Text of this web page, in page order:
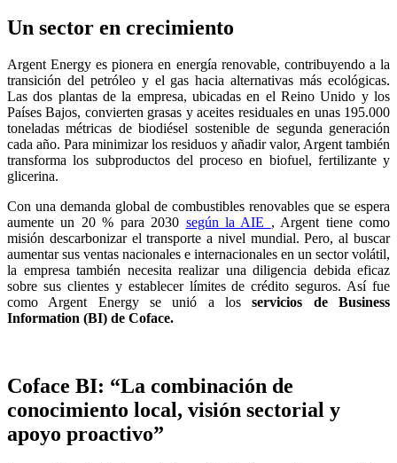
Un sector en crecimiento
Argent Energy es pionera en energía renovable, contribuyendo a la
transición del petróleo y el gas hacia alternativas más ecológicas.
Las dos plantas de la empresa, ubicadas en el Reino Unido y los
Países Bajos, convierten grasas y aceites residuales en unas 195.000
toneladas métricas de biodiésel sostenible de segunda generación
cada año. Para minimizar los residuos y añadir valor, Argent también
transforma los subproductos del proceso en biofuel, fertilizante y
glicerina.
Con una demanda global de combustibles renovables que se espera
aumente un 20 % para 2030 según la AIE , Argent tiene como
misión descarbonizar el transporte a nivel mundial. Pero, al buscar
aumentar sus ventas nacionales e internacionales en un sector volátil,
la empresa también necesita realizar una diligencia debida eficaz
sobre sus clientes y establecer límites de crédito seguros. Así fue
como Argent Energy se unió a losservicios de Business
Information (BI) de Coface.
Coface BI: “La combinación de
conocimiento local, visión sectorial y
apoyo proactivo”